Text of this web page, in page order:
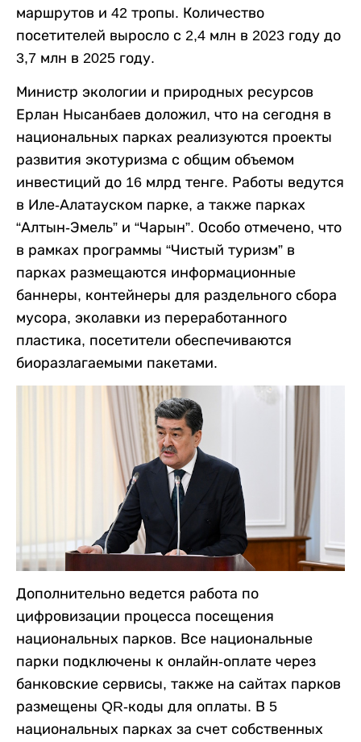
маршрутов и 42 тропы. Количество
посетителей выросло с 2,4 млн в 2023 году до
3,7 млн в 2025 году.
Министр экологии и природных ресурсов
Ерлан Нысанбаев доложил, что на сегодня в
национальных парках реализуются проекты
развития экотуризма с общим объемом
инвестиций до 16 млрд тенге. Работы ведутся
в Иле-Алатауском парке, а также парках
“Алтын-Эмель” и “Чарын”. Особо отмечено, что
в рамках программы “Чистый туризм” в
парках размещаются информационные
баннеры, контейнеры для раздельного сбора
мусора, эколавки из переработанного
пластика, посетители обеспечиваются
биоразлагаемыми пакетами.
Дополнительно ведется работа по
цифровизации процесса посещения
национальных парков. Все национальные
парки подключены к онлайн-оплате через
банковские сервисы, также на сайтах парков
размещены QR-коды для оплаты. В 5
национальных парках за счет собственных